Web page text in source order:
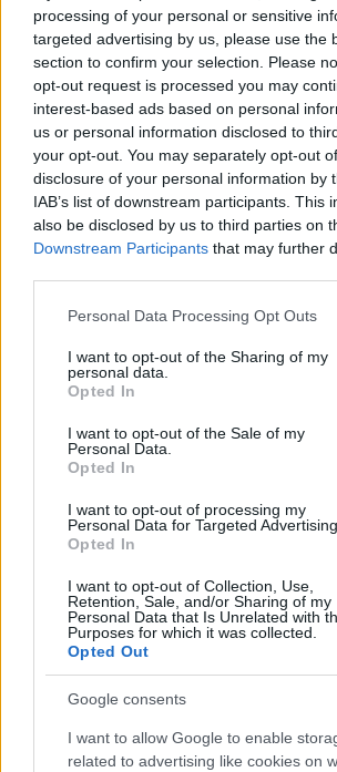
processing of your personal or sensitive
targeted advertising by us, please use the
section to confirm your selection. Please
opt-out request is processed you may
interest-based ads based on personal
us or personal information disclosed to
your opt-out. You may separately opt-out
disclosure of your personal information by
IAB’s list of downstream participants. This
also be disclosed by us to third parties on
Downstream Participants that may further
Please note that this website/app uses one
not limited to your visit or usage behaviour.
grant or deny consent to Google and its
use your data for below specified purposes
consent section.
Personal Data Processing Opt Outs
I want to opt-out of the Sharing of my
personal data.
Opted In
I want to opt-out of the Sale of my
Personal Data.
Opted In
I want to opt-out of processing my
Personal Data for Targeted
Opted In
I want to opt-out of Collection, Use,
Retention, Sale, and/or Sharing of my
Personal Data that Is Unrelated with
Purposes for which it was collected.
Opted Out
Google consents
I want to allow Google to enable
related to advertising like cookies on
klub, valamint a regisztrált Live
számára az exkluzív elővásárlási
13-án 10 órától lesz elérhető.
2009-es kiválása óta
Frusciante két éve tért vissza a
egyben azt is jelentette, hogy a
Klinghoffertől. John Frusciante és
története a nyolcvanas évek végén
zenekar alapító gitárosa, Hillel
JackShermanjátszott helyette.)
Blood Sugar Sex Magikturnéja
zenekarból, amit heroinfüggő
nem illett az RHCP-be, ezért nem
1998-ban visszacsábították a
gitározott velük, többek között a
By The Waycímű ezredfordulós
stúdiólemeze, azI'm With You
másodszor is otthagyta a zenekart,
munkatársát és barátját, a turnén
kisegítő Josh Klinghoffert vették be
Klinghoffer tehát tíz évig zenélt a
os budapesti koncerten is ezzel a
láthattuk a Red Hot Chili Pepperst.